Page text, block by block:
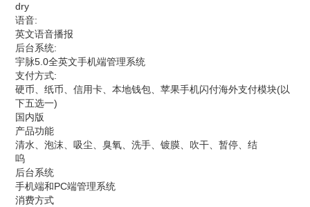
dry
语音:
英文语音播报
后台系统:
宇脉5.0全英文手机端管理系统
支付方式:
硬币、纸币、信用卡、本地钱包、苹果手机闪付海外支付模块(以
下五选一)
国内版
产品功能
清水、泡沫、吸尘、臭氧、洗手、镀膜、吹干、暂停、结
呜
后台系统
手机端和PC端管理系统
消费方式